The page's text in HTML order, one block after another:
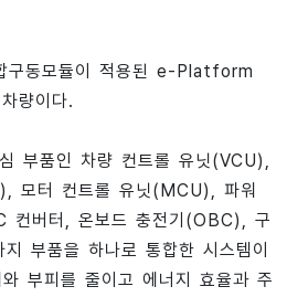
동모듈이 적용된 e-Platform
량이다.
부품인 차량 컨트롤 유닛(VCU),
모터 컨트롤 유닛(MCU), 파워
버터, 온보드 충전기(OBC), 구
부품을 하나로 통합한 시스템이
부피를 줄이고 에너지 효율과 주